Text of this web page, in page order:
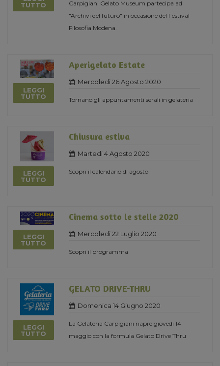
TUTTO
Carpigiani Gelato Museum partecipa ad
"Archivi del futuro" in occasione del Festival
Filosofia Modena.
LEGGI
TUTTO
Aperigelato Estate
Mercoledi 26 Agosto 2020
Tornano gli appuntamenti serali in gelateria
LEGGI
TUTTO
Chiusura estiva
Martedi 4 Agosto 2020
Scopri il calendario di agosto
LEGGI
TUTTO
Cinema sotto le stelle 2020
Mercoledi 22 Luglio 2020
Scopri il programma
LEGGI
TUTTO
GELATO DRIVE-THRU
Domenica 14 Giugno 2020
La Gelateria Carpigiani riapre giovedi 14
maggio con la formula Gelato Drive Thru